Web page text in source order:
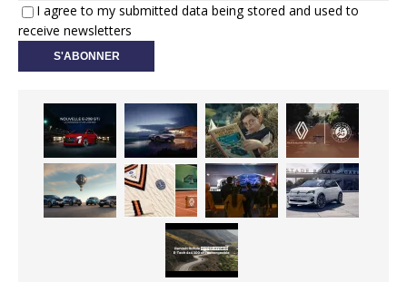
I agree to my submitted data being stored and used to
receive newsletters